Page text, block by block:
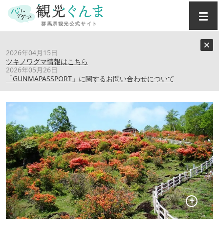
2026年04月15日
ツキノワグマ情報はこちら
2026年05月26日
「GUNMAPASSPORT」に関するお問い合わせについて
赤城白樺牧場